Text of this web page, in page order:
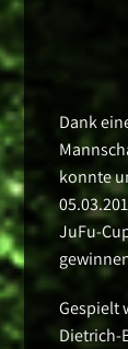
Dank
konnte
JuFu-
Gespielt
Dietrich-